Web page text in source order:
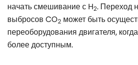
начать смешивание с H2. Переход
выбросов CO2 может быть
переоборудования двигателя,
более доступным.